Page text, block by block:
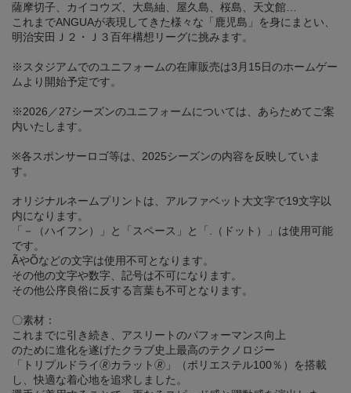
薩摩切子、カイコウズ、大島紬、屋久島、桜島、天文館…
これまでANGUAが表現してきた様々な「鹿児島」を身にまとい、
明治安田Ｊ２・Ｊ３百年構想リーグに挑みます。
※スタジアムでのユニフォームの在庫販売は3月15日のホームゲー
ムより開始予定です。
※2026／27シーズンのユニフォームについては、あらためてご案
内いたします。
※各スポンサーロゴ等は、2025シーズンの内容を反映していま
す。
オリジナルネームプリントは、アルファベット大文字で19文字以
内になります。
「－（ハイフン）」と「スペース」と「.（ドット）」は使用可能
です。
ÃやÕなどの文字は使用不可となります。
その他の文字や数字、記号は不可になります。
その他公序良俗に反する言葉も不可となります。
〇素材：
これまでに引き続き、アスリートのパフォーマンス向上
のために進化を遂げたクラブ史上最高のテクノロジー
「トリプルドライ🄬カラット🄬」（ポリエステル100％）を搭載
し、快適な着心地を追求しました。